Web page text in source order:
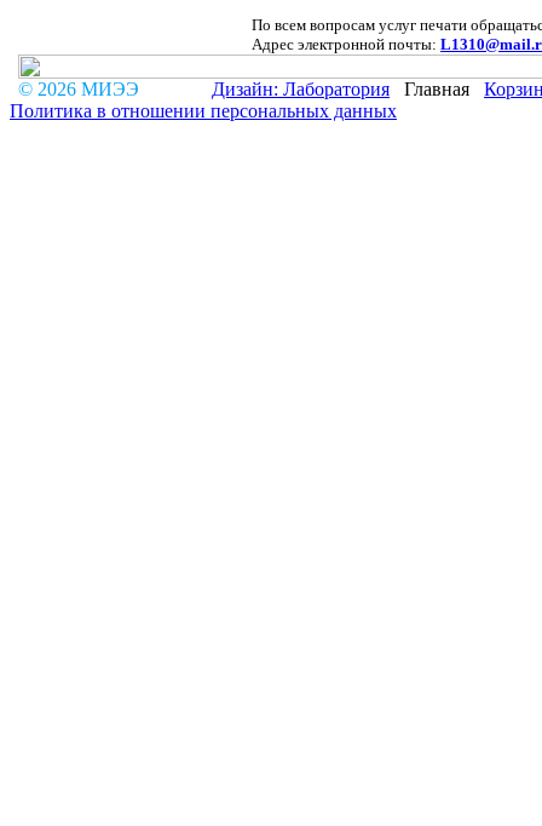
По всем вопросам услуг печати
Адрес электронной почты:
© 2026 МИЭЭ Дизайн: Лаборатория Главная
Политика в отношении персональных данных